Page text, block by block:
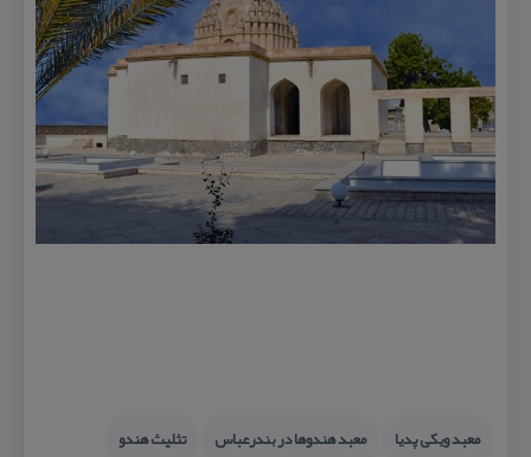
معبد ویكی پدیا معبد هندوها در بندرعباس
تثلیث هندو